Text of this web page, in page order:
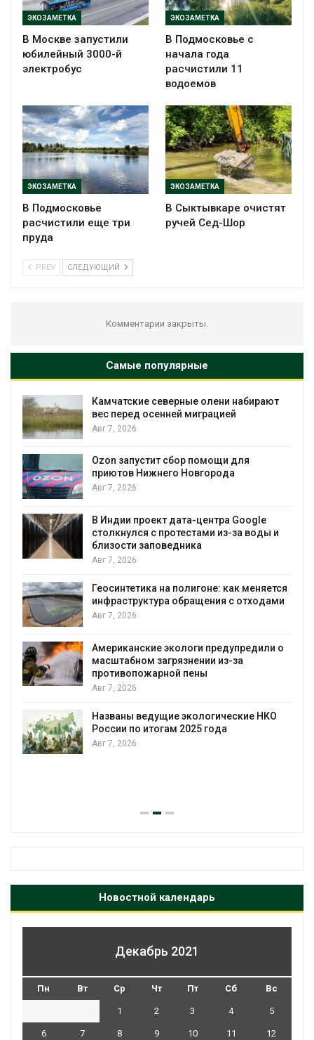
ЭКОЗАМЕТКА
В Москве запустили
юбилейный 3000-й
электробус
ЭКОЗАМЕТКА
В Подмосковье с
начала года
расчистили 11
водоемов
ЭКОЗАМЕТКА
В Подмосковье
расчистили еще три
пруда
ЭКОЗАМЕТКА
В Сыктывкаре очистят
ручей Сед-Шор
PREV СЛЕДУЮЩИЙ
Комментарии закрыты.
Самые популярные
Камчатские северные олени набирают
вес перед осенней миграцией
Авг 7, 2026
Ozon запустит сбор помощи для
приютов Нижнего Новгорода
Авг 7, 2026
В Индии проект дата-центра Google
столкнулся с протестами из-за воды и
близости заповедника
Авг 7, 2026
Геосинтетика на полигоне: как меняется
инфраструктура обращения с отходами
Авг 7, 2026
Американские экологи предупредили о
масштабном загрязнении из-за
противопожарной пены
Авг 7, 2026
Названы ведущие экологические НКО
России по итогам 2025 года
Авг 7, 2026
Новостной календарь
Декабрь 2021
Пн Вт Ср Чт Пт Сб Вс
1 2 3 4 5
6 7 8 9 10 11 12